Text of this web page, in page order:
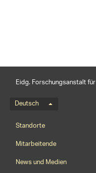
Eidg. Forschungsanstalt
Sprachmenü
Deutsch
Standorte
Mitarbeitende
News und Medien